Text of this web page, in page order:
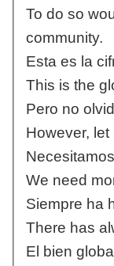
To do so
community.
Esta es la
This is the
Pero no
However,
We need
Siempre ha
There has
El bien